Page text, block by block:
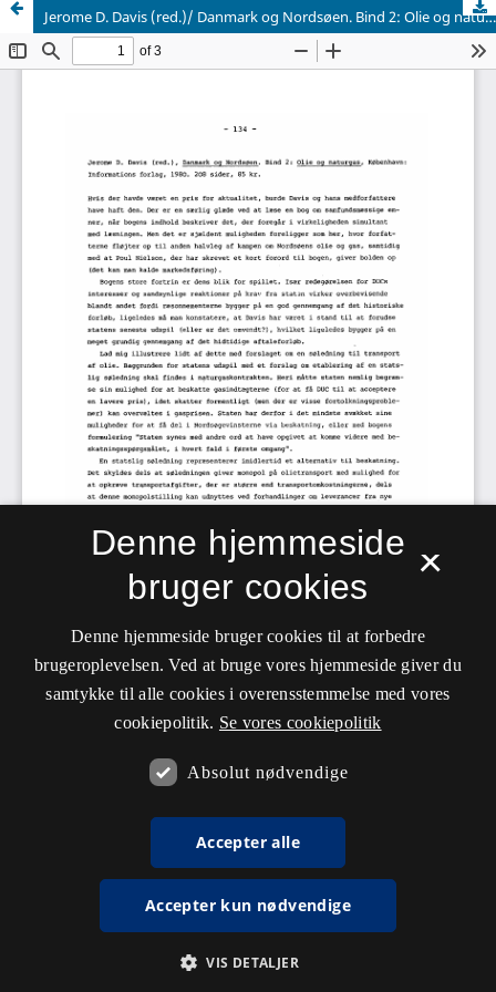
Jerome D. Davis (red.)/ Danmark og Nordsøen. Bind 2: Olie og naturgas, København Informations forlag, 1980. 208 sider, 85 kr.
×
Denne hjemmeside
bruger cookies
Denne hjemmeside bruger cookies til at forbedre
brugeroplevelsen. Ved at bruge vores hjemmeside giver du
samtykke til alle cookies i overensstemmelse med vores
cookiepolitik. Se vores cookiepolitik
Absolut nødvendige
Accepter alle
Accepter kun nødvendige
VIS DETALJER